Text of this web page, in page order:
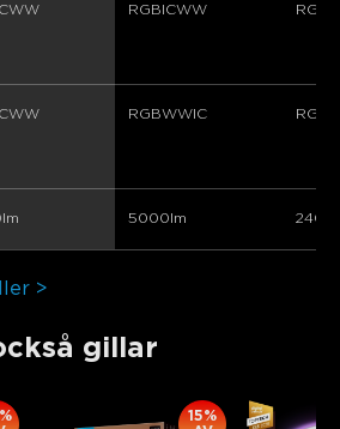
RGBICWW
RGBWWIC
5000lm
>
gillar
15%